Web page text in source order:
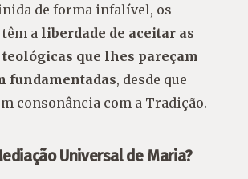
de forma infalível, os
a liberdade de aceitar as
que lhes pareçam
fundamentadas, desde que
consonância com a Tradição.
Universal de Maria?